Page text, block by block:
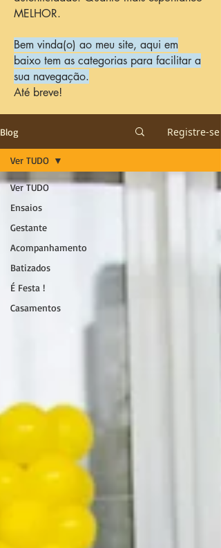
MELHOR.
Bem vinda(o) ao meu site, aqui em
baixo tem as categorias para facilitar a
sua navegação.
Até breve!
Blog Registre-se
Ver TUDO
Ensaios
Gestante
Acompanhamento
Batizados
É Festa !
Casamentos
Ver TUDO